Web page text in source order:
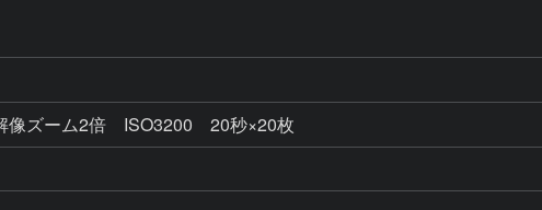
像ズーム2倍 ISO3200 20秒×20枚